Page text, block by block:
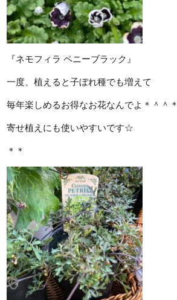
『ネモフィラ ペニーブラック』
一度、植えると子ぼれ種でも増えて
毎年楽しめるお得なお花なんでよ＊＾＾＊
寄せ植えにも使いやすいです☆
＊＊